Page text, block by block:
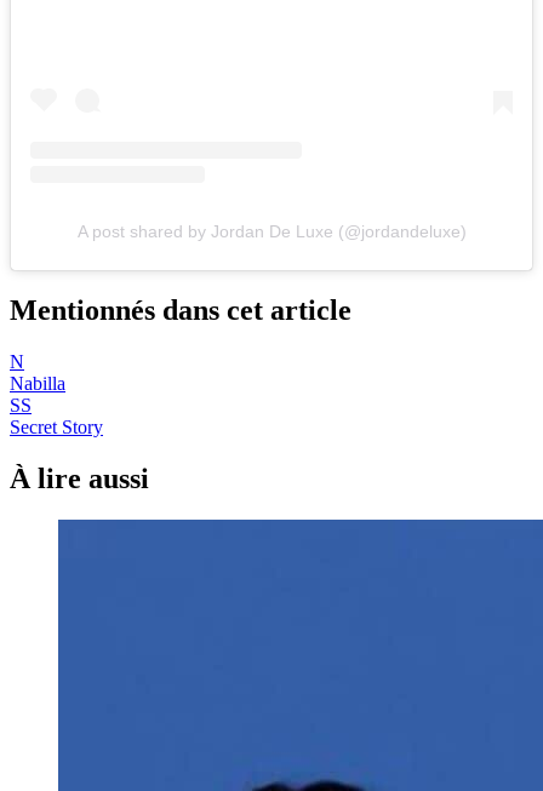
A post shared by Jordan De Luxe (@jordandeluxe)
Mentionnés dans cet article
N
Nabilla
SS
Secret Story
À lire aussi